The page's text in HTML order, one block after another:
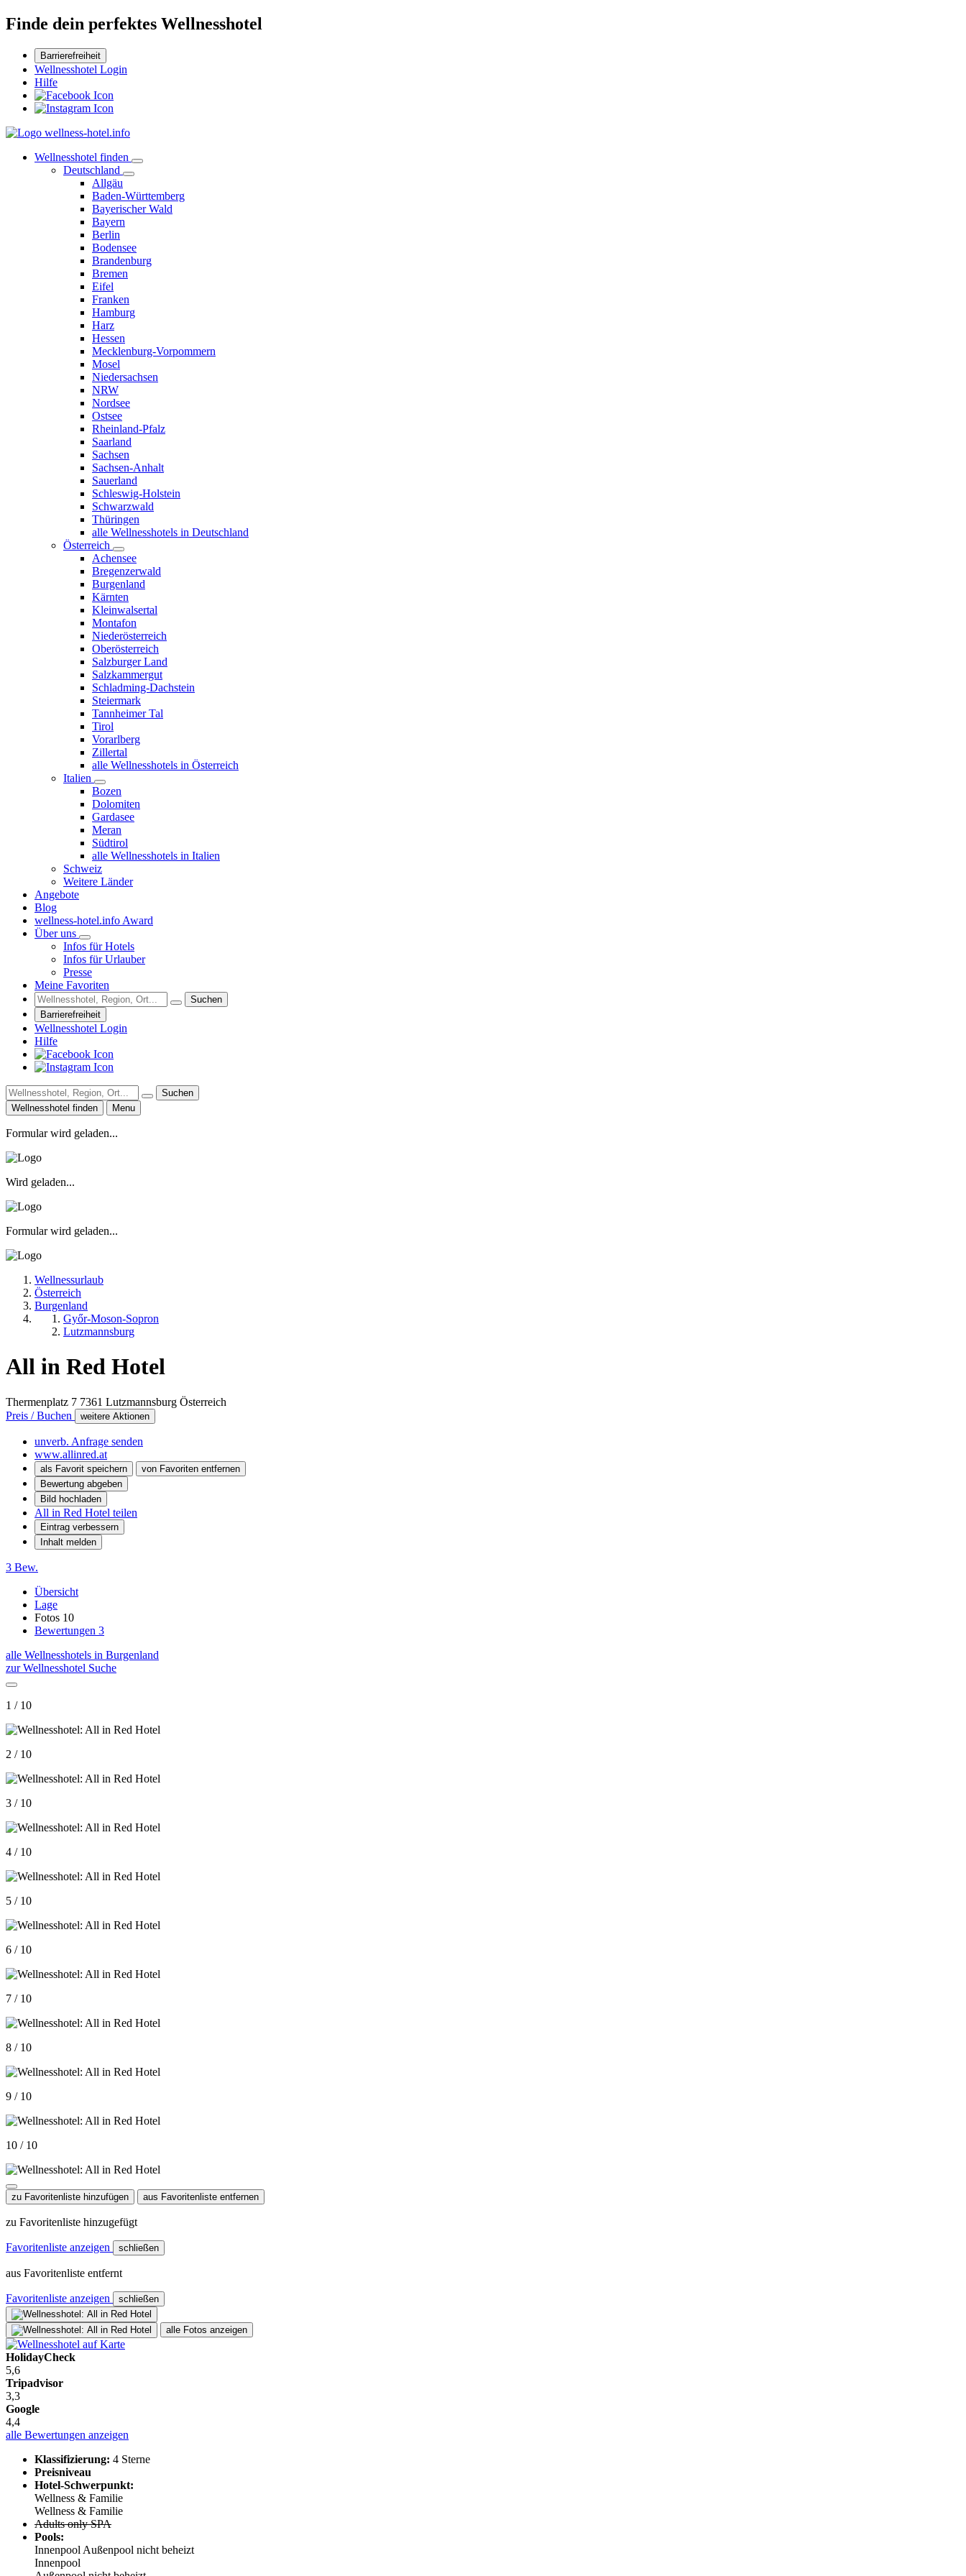
Finde dein perfektes Wellnesshotel
Barrierefreiheit
Wellnesshotel Login
Hilfe
Wellnesshotel finden
Deutschland
Allgäu
Baden-Württemberg
Bayerischer Wald
Bayern
Berlin
Bodensee
Brandenburg
Bremen
Eifel
Franken
Hamburg
Harz
Hessen
Mecklenburg-Vorpommern
Mosel
Niedersachsen
NRW
Nordsee
Ostsee
Rheinland-Pfalz
Saarland
Sachsen
Sachsen-Anhalt
Sauerland
Schleswig-Holstein
Schwarzwald
Thüringen
alle Wellnesshotels in Deutschland
Österreich
Achensee
Bregenzerwald
Burgenland
Kärnten
Kleinwalsertal
Montafon
Niederösterreich
Oberösterreich
Salzburger Land
Salzkammergut
Schladming-Dachstein
Steiermark
Tannheimer Tal
Tirol
Vorarlberg
Zillertal
alle Wellnesshotels in Österreich
Italien
Bozen
Dolomiten
Gardasee
Meran
Südtirol
alle Wellnesshotels in Italien
Schweiz
Weitere Länder
Angebote
Blog
wellness-hotel.info Award
Über uns
Infos für Hotels
Infos für Urlauber
Presse
Meine Favoriten
Suchen
Barrierefreiheit
Wellnesshotel Login
Hilfe
Suchen
Wellnesshotel finden
Menu
Formular wird geladen...
Wird geladen...
Formular wird geladen...
Wellnessurlaub
Österreich
Burgenland
Győr-Moson-Sopron
Lutzmannsburg
All in Red Hotel
Thermenplatz 7 7361 Lutzmannsburg Österreich
Preis / Buchen
weitere Aktionen
unverb. Anfrage senden
www.allinred.at
als Favorit speichern
von Favoriten entfernen
Bewertung abgeben
Bild hochladen
All in Red Hotel teilen
Eintrag verbessern
Inhalt melden
3 Bew.
Übersicht
Lage
Fotos 10
Bewertungen 3
alle Wellnesshotels in Burgenland
zur Wellnesshotel Suche
1 / 10
2 / 10
3 / 10
4 / 10
5 / 10
6 / 10
7 / 10
8 / 10
9 / 10
10 / 10
zu Favoritenliste hinzufügen aus Favoritenliste entfernen
zu Favoritenliste hinzugefügt
Favoritenliste anzeigen schließen
aus Favoritenliste entfernt
Favoritenliste anzeigen schließen
alle Fotos anzeigen
HolidayCheck
5,6
Tripadvisor
3,3
Google
4,4
alle Bewertungen anzeigen
Klassifizierung: 4 Sterne
Preisniveau
Hotel-Schwerpunkt:
Wellness & Familie
Wellness & Familie
Adults only SPA
Pools:
Innenpool Außenpool nicht beheizt
Innenpool